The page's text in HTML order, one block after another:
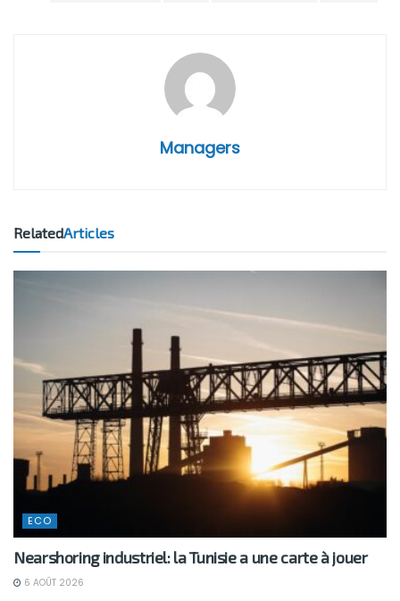
Managers
RelatedArticles
ECO
Nearshoring industriel: la Tunisie a une carte à jouer
6 AOÛT 2026